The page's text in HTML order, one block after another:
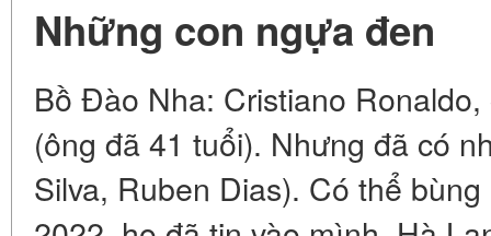
Những con ngựa đen
Bồ Đào Nha: Cristiano
(ông đã 41 tuổi). Nhưng đã có
Silva, Ruben Dias). Có thể